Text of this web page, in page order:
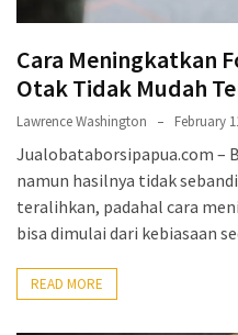
Cara Meningkatkan
Otak Tidak Mudah
Lawrence Washington February
Jualobataborsipapua.com –
namun hasilnya tidak
teralihkan, padahal cara
bisa dimulai dari kebiasaan
READ MORE